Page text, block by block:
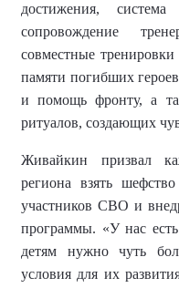
достижения, система
сопровождение
совместные
памяти погибших
и помощь фронту, а
ритуалов, создающих
Живайкин призвал
региона взять
участников СВО и
программы. «У нас
детям нужно чуть
условия для их